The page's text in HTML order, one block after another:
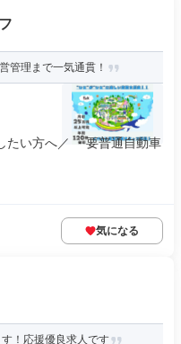
管理まで一気通貫！
たい方へ／ ・要普通自動車
気になる
！応援優良求人です